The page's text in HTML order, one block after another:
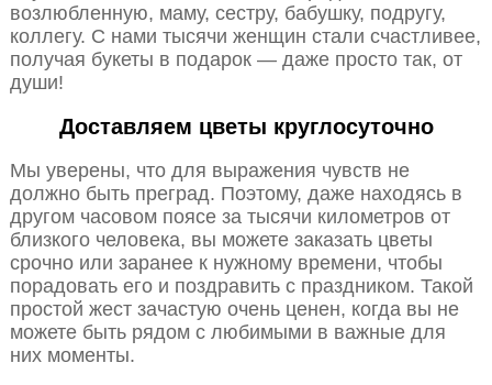
возлюбленную, маму, сестру, бабушку, подругу,
коллегу. С нами тысячи женщин стали счастливее,
получая букеты в подарок — даже просто так, от
души!
Доставляем цветы круглосуточно
Мы уверены, что для выражения чувств не
должно быть преград. Поэтому, даже находясь в
другом часовом поясе за тысячи километров от
близкого человека, вы можете заказать цветы
срочно или заранее к нужному времени, чтобы
порадовать его и поздравить с праздником. Такой
простой жест зачастую очень ценен, когда вы не
можете быть рядом с любимыми в важные для
них моменты.